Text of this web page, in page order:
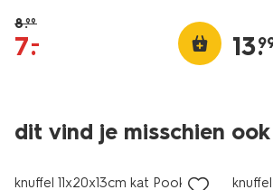
8.99
7.
– 13.
dit vind je misschien
sale
knuffel 11x20x13cm kat Pookie
sale